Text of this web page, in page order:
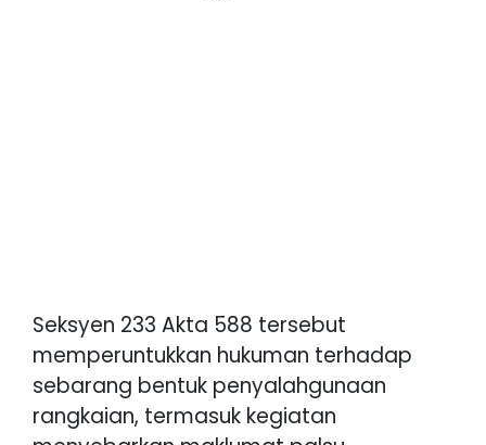
Seksyen 233 Akta 588 tersebut
memperuntukkan hukuman terhadap
sebarang bentuk penyalahgunaan
rangkaian, termasuk kegiatan